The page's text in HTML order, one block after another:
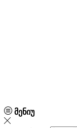
მენიუ